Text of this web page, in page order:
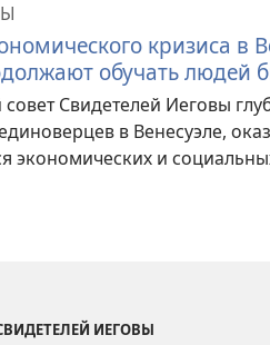
кризиса в
обучать людей
Свидетелей Иеговы
в Венесуэле,
экономических и
ИЕГОВЫ